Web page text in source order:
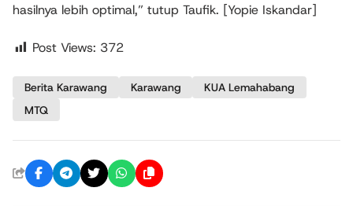
hasilnya lebih optimal,” tutup Taufik. [Yopie Iskandar]
Post Views: 372
Berita Karawang Karawang
KUA Lemahabang
MTQ